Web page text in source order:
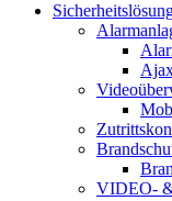
VIDEO-